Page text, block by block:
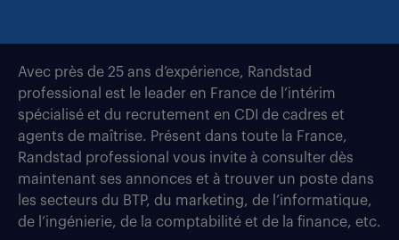
Avec près de 25 ans d’expérience, Randstad
professional est le leader en France de l’intérim
spécialisé et du recrutement en CDI de cadres et
agents de maîtrise. Présent dans toute la France,
Randstad professional vous invite à consulter dès
maintenant ses annonces et à trouver un poste dans
les secteurs du BTP, du marketing, de l’informatique,
de l’ingénierie, de la comptabilité et de la finance, etc.